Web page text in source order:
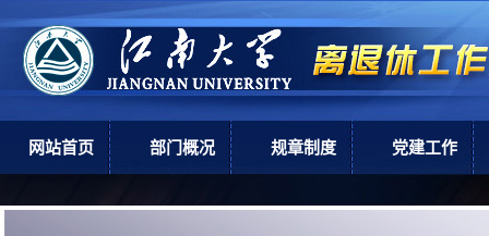
网站首页 部门概况 规章制度 党建工作